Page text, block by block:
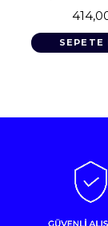
SEPETE